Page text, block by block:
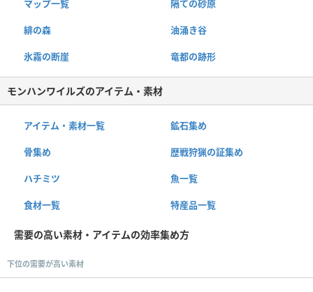
マップ一覧 隔ての砂原
緋の森 油涌き谷
氷霧の断崖 竜都の跡形
モンハンワイルズのアイテム・素材
アイテム・素材一覧 鉱石集め
骨集め 歴戦狩猟の証集め
ハチミツ 魚一覧
食材一覧 特産品一覧
需要の高い素材・アイテムの効率集め方
下位の需要が高い素材